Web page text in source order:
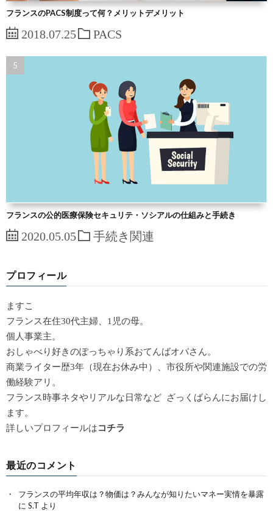
フランスのPACS制度って何？メリットデメリット
2018.07.25 PACS
フランスの公的医療保険セキュリテ・ソシアルの仕組みと手続き
2020.05.05 手続き関連
プロフィール
ますこ
フランス在住30代主婦、1児の母。
個人事業主。
おしゃべり好きのぽっちゃり系おてんばオバさん。
商業ライター歴3年（現在お休み中）、市役所や関連施設での労
働経験アリ。
フランス時事ネタやリアルな日常など ざっくばらんにお届けし
ます。
詳しいプロフィールはコチラ
最近のコメント
フランスの平均年収は？物価は？みんなが知りたいマネー実情を暴露
に S.T より